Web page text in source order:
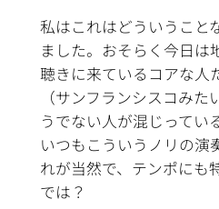
私はこれはどういうこと
ました。おそらく今日は
聴きに来ているコアな人
（サンフランシスコみ
うでない人が混じってい
いつもこういうノリの演
れが当然で、テンポにも
では？